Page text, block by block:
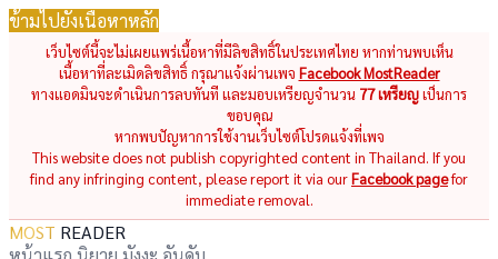
ข้ามไปยังเนื้อหาหลัก
เว็บไซต์นี้จะไม่เผยแพร่เนื้อหาที่มีลิขสิทธิ์ในประเทศไทย หากท่านพบเห็น
เนื้อหาที่ละเมิดลิขสิทธิ์ กรุณาแจ้งผ่านเพจ Facebook MostReader
ทางแอดมินจะดำเนินการลบทันที และมอบเหรียญจำนวน 77 เหรียญเป็นการ
ขอบคุณ
หากพบปัญหาการใช้งานเว็บไซต์โปรดแจ้งที่เพจ
This website does not publish copyrighted content in Thailand. If you
find any infringing content, please report it via ourFacebook pagefor
immediate removal.
MOST READER